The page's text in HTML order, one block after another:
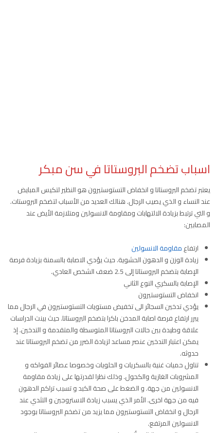
اسباب تضخم البروستاتا في سن مبكر
يعتبر تضخم البروستاتا و انخفاض التستوستيرون هو النظير لتكيس المبايض
عند النساء و الذي يصيب الرجال. هنالك العديد من الأسباب لتضخم البروستات.
و التي ترتبط بزيادة الالتهابات ومقاومة الانسولين ومتلازمة الأيض عند
المصابين:
ارتفاعمقاومة الانسولين
زيادة الوزن و الدهون الحشوية. حيث يؤدي الاصابة بالسمنة بزيادة فرصة
الإصابة بتضخم البروستاتا إلى 2.5 ضعف الشخص العادي.
الإصابة بالسكري النوع الثاني
انخفاض التستوستيرون
يؤدي تدخين السجائر الى تخفيض مستويات التستوستيرون في الرجال مما
يبرر ارتفاع فرصة اصابة المدخن باكرا بتضخم البروستاتا. حيث بينت الدراسات
علاقة وطيدة بين حالات البروستاتا المتوسطة والمتقدمة و التدخين. إذ
يمكن اعتبار التدخين عنصر مساعد لزيادة الضرر من تضخم البروستاتا عند
حدوثه.
تناول حميات غنية بالسكريات و الحلويات وخصوصا عصائر الفواكه و
المشروبات الغازية والكحول. وذلك نظرا لقدرتها على زيادة مقاومة
الانسولين من جهة. و الضغط على صحة الكبد و تسبب تراكم الدهون
فيه من جهة اخرى. الأمر الذي يسبب زيادة الاستروجين و التثدي عند
الرجال و انخفاض التستوستيرون مما يزيد من تضخم البروستاتا بوجود
الانسولين المرتفع.